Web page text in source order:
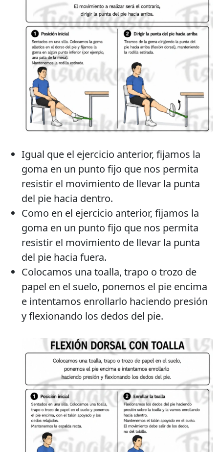
Igual que el ejercicio anterior, fijamos la
goma en un punto fijo que nos permita
resistir el movimiento de llevar la punta
del pie hacia dentro.
Como en el ejercicio anterior, fijamos la
goma en un punto fijo que nos permita
resistir el movimiento de llevar la punta
del pie hacia fuera.
Colocamos una toalla, trapo o trozo de
papel en el suelo, ponemos el pie encima
e intentamos enrollarlo haciendo presión
y flexionando los dedos del pie.